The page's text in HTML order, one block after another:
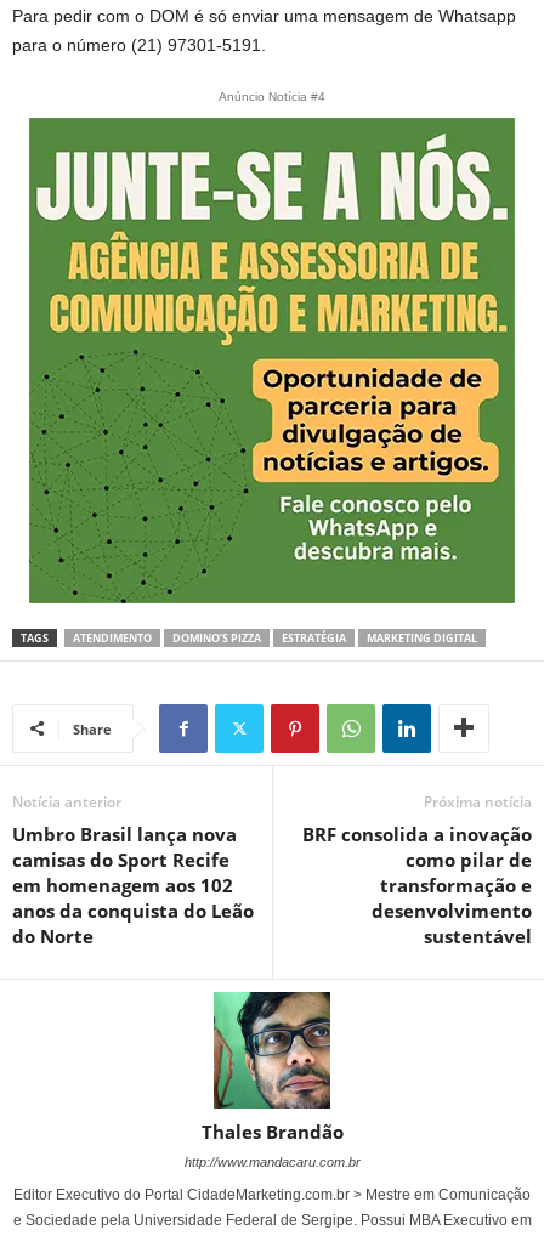
Para pedir com o DOM é só enviar uma mensagem de Whatsapp
para o número (21) 97301-5191.
Anúncio Notícia #4
TAGS ATENDIMENTO DOMINO’S PIZZA ESTRATÉGIA MARKETING DIGITAL
Share
Notícia anterior
Umbro Brasil lança nova
camisas do Sport Recife
em homenagem aos 102
anos da conquista do Leão
do Norte
Próxima notícia
BRF consolida a inovação
como pilar de
transformação e
desenvolvimento
sustentável
Thales Brandão
http://www.mandacaru.com.br
Editor Executivo do Portal CidadeMarketing.com.br > Mestre em Comunicação
e Sociedade pela Universidade Federal de Sergipe. Possui MBA Executivo em